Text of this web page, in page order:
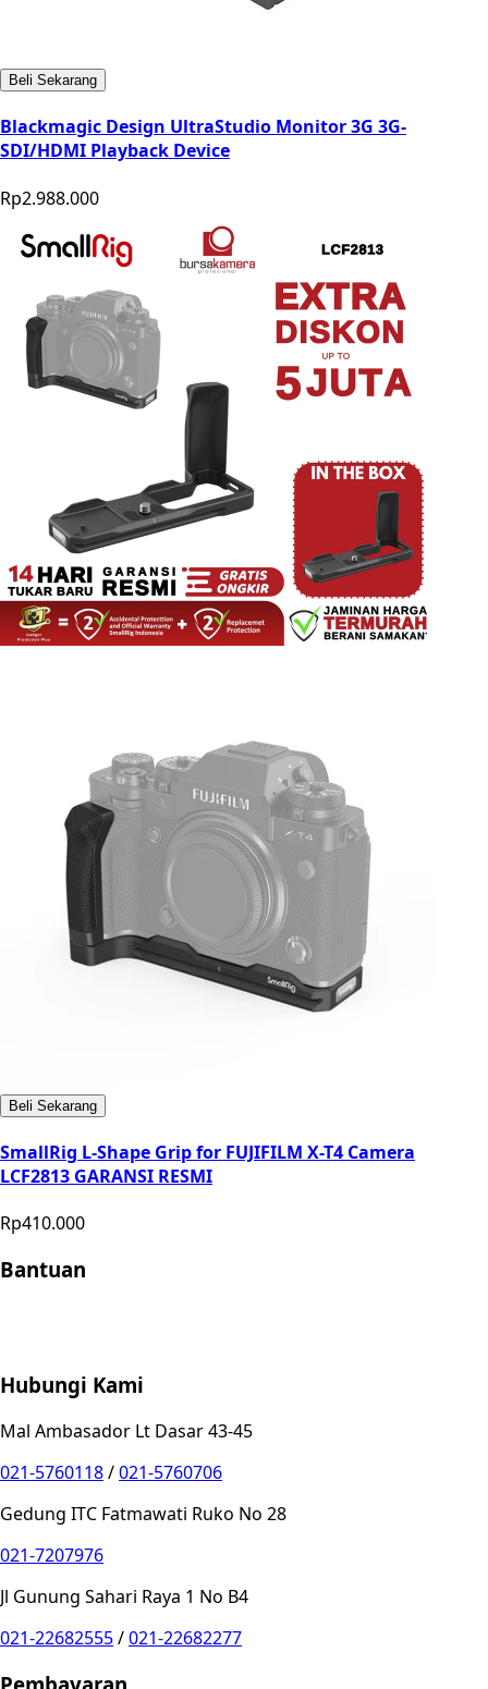
Beli Sekarang
Blackmagic Design UltraStudio Monitor 3G 3G-
SDI/HDMI Playback Device
Rp2.988.000
Beli Sekarang
SmallRig L-Shape Grip for FUJIFILM X-T4 Camera
LCF2813 GARANSI RESMI
Rp410.000
Bantuan
Hubungi Kami
Mal Ambasador Lt Dasar 43-45
021-5760118/021-5760706
Gedung ITC Fatmawati Ruko No 28
021-7207976
Jl Gunung Sahari Raya 1 No B4
021-22682555/021-22682277